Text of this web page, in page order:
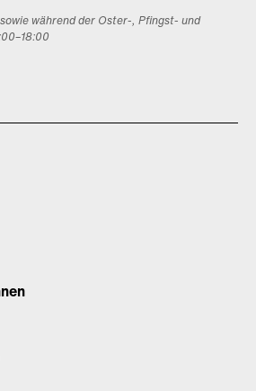
während der Oster-, Pfingst- und